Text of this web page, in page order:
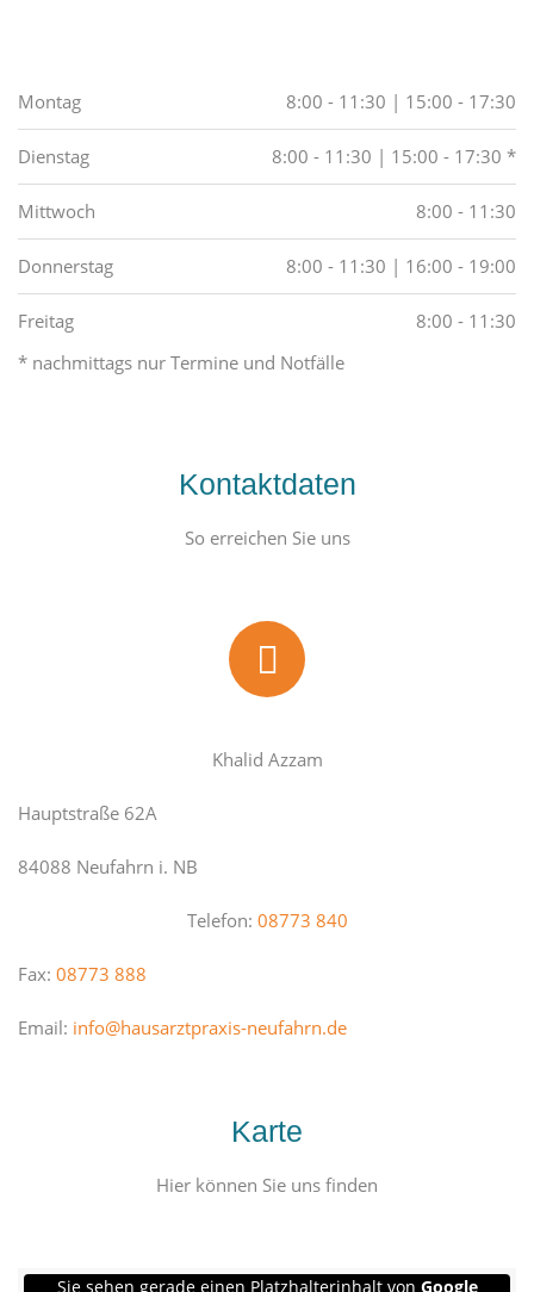
Montag 8:00 - 11:30 | 15:00 - 17:30
Dienstag 8:00 - 11:30 | 15:00 - 17:30 *
Mittwoch 8:00 - 11:30
Donnerstag 8:00 - 11:30 | 16:00 - 19:00
Freitag
8:00 - 11:30
* nachmittags nur Termine und Notfälle
Kontaktdaten
So erreichen Sie uns
Khalid Azzam
Hauptstraße 62A
84088 Neufahrn i. NB
Telefon: 08773 840
Fax: 08773 888
Email: info@hausarztpraxis-neufahrn.de
Karte
Hier können Sie uns finden
Sie sehen gerade einen Platzhalterinhalt von Google